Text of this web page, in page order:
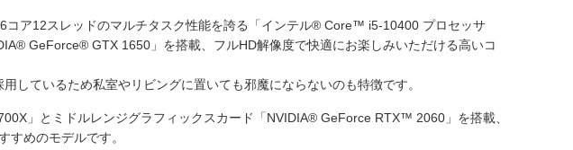
コア12スレッドのマルチタスク性能を誇る「インテル® Core™ i5-10400 プロセッサ
GeForce® GTX 1650」を搭載、フルHD解像度で快適にお楽しみいただける高いコ
しているため私室やリビングに置いても邪魔にならないのも特徴です。
」とミドルレンジグラフィックスカード「NVIDIA® GeForce RTX™ 2060」を搭載、
すめのモデルです。